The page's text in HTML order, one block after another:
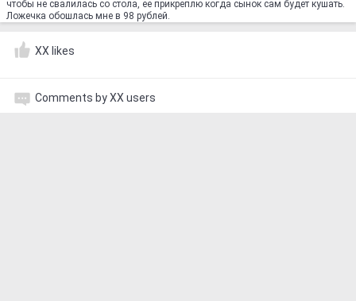
чтобы не свалилась со стола, ее прикреплю когда сынок сам будет кушать.
Ложечка обошлась мне в 98 рублей.
XX likes
Comments by XX users